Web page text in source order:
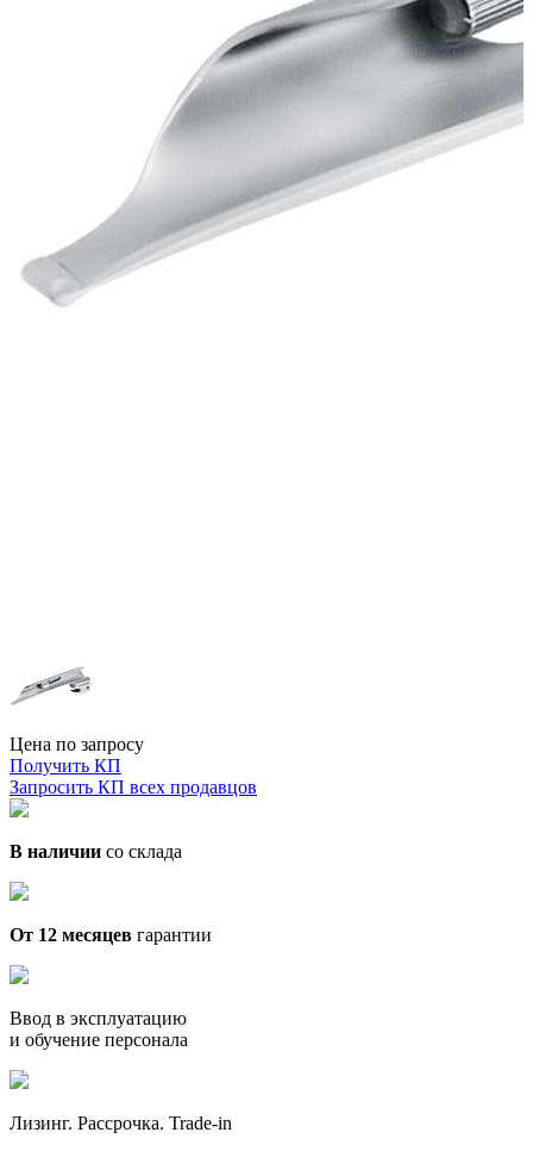
Цена по запросу
Получить КП
Запросить КП всех продавцов
В наличии со склада
От 12 месяцев гарантии
Ввод в эксплуатацию
и обучение персонала
Лизинг. Рассрочка. Trade-in